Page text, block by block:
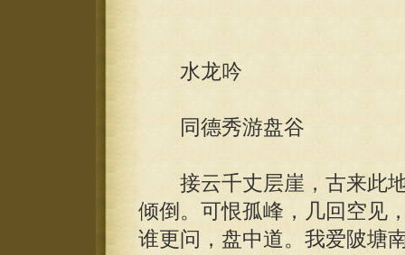
水龙吟
同德秀游盘谷
接云千丈层崖，古来此地
倾倒。可恨孤峰，几回空见
谁更问，盘中道。我爱陂塘